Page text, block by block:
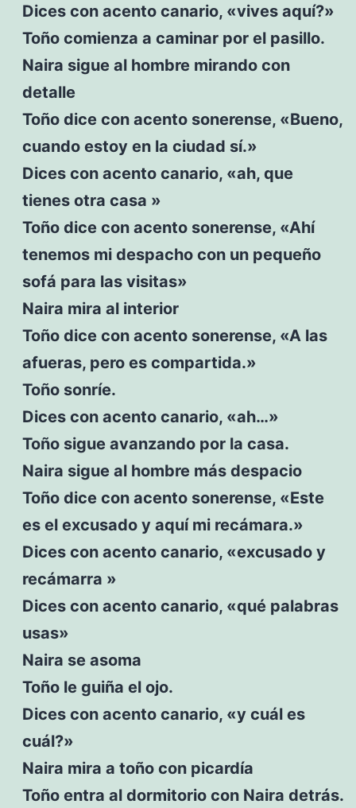
Dices con acento canario, «vives aquí?»
Toño comienza a caminar por el pasillo.
Naira sigue al hombre mirando con
detalle
Toño dice con acento sonerense, «Bueno,
cuando estoy en la ciudad sí.»
Dices con acento canario, «ah, que
tienes otra casa »
Toño dice con acento sonerense, «Ahí
tenemos mi despacho con un pequeño
sofá para las visitas»
Naira mira al interior
Toño dice con acento sonerense, «A las
afueras, pero es compartida.»
Toño sonríe.
Dices con acento canario, «ah…»
Toño sigue avanzando por la casa.
Naira sigue al hombre más despacio
Toño dice con acento sonerense, «Este
es el excusado y aquí mi recámara.»
Dices con acento canario, «excusado y
recámarra »
Dices con acento canario, «qué palabras
usas»
Naira se asoma
Toño le guiña el ojo.
Dices con acento canario, «y cuál es
cuál?»
Naira mira a toño con picardía
Toño entra al dormitorio con Naira detrás.